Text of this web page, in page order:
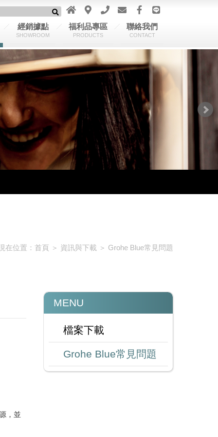
經銷據點
SHOWROOM
福利品專區
PRODUCTS
聯絡我們
CONTACT
在位置： 首頁 ＞ 資訊與下載 ＞ Grohe Blue常見問題
MENU
檔案下載
Grohe Blue常見問題
，並